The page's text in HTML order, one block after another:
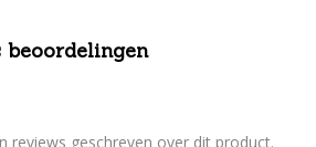
beoordelingen
reviews geschreven over dit product.